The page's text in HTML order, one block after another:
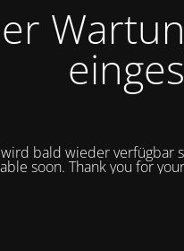
bald wieder verfügbar
soon. Thank you for